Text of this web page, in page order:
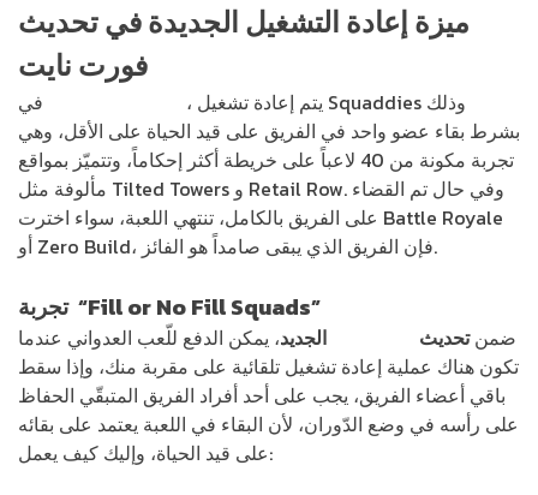
ميزة إعادة التشغيل الجديدة فيتحديث
فورت نايت
، يتم إعادة تشغيل Squaddies وذلك
بشرط بقاء عضو واحد في الفريق على قيد الحياة على الأقل، وهي
تجربة مكونة من 40 لاعباً على خريطة أكثر إحكاماً، وتتميّز بمواقع
مألوفة مثل Tilted Towers و Retail Row. وفي حال تم القضاء
على الفريق بالكامل، تنتهي اللعبة، سواء اخترت Battle Royale
أو Zero Build، فإن الفريق الذي يبقى صامداً هو الفائز.
تجربة “Fill or No Fill Squads”
ضمنتحديث الجديد، يمكن الدفع للّعب العدواني عندما
تكون هناك عملية إعادة تشغيل تلقائية على مقربة منك، وإذا سقط
باقي أعضاء الفريق، يجب على أحد أفراد الفريق المتبقّي الحفاظ
على رأسه في وضع الدّوران، لأن البقاء في اللعبة يعتمد على بقائه
على قيد الحياة، وإليك كيف يعمل: